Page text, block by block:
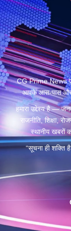
CG Prime News
आपके आस-पास और
हमारा उद्देश्य है —
राजनीति, शिक्षा,
स्थानीय खबरों
“सूचना ही शक्ति